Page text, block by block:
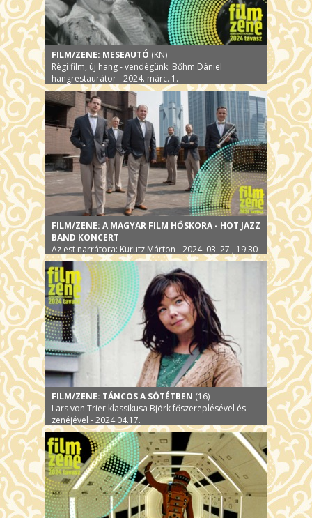
FILM/ZENE: MESEAUTÓ (KN)
Régi film, új hang - vendégünk: Bőhm Dániel
hangrestaurátor - 2024. márc. 1.
FILM/ZENE: A MAGYAR FILM HŐSKORA - HOT JAZZ
BAND KONCERT
Az est narrátora: Kurutz Márton - 2024. 03. 27., 19:30
FILM/ZENE: TÁNCOS A SÖTÉTBEN (16)
Lars von Trier klassikusa Björk főszereplésével és
zenéjével - 2024.04.17.